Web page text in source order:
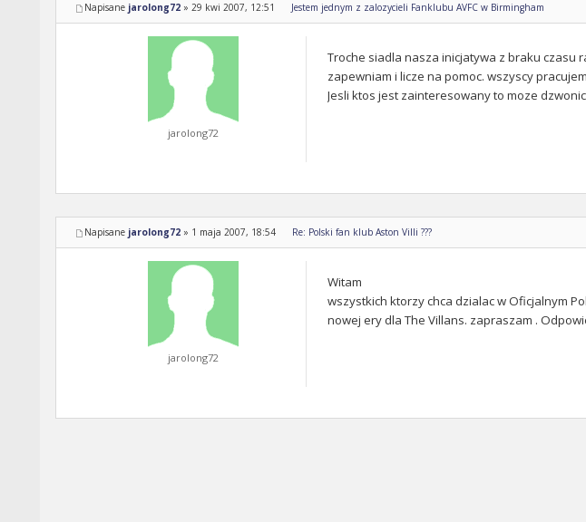
Napisane jarolong72 » 29 kwi 2007, 12:51 Jestem jednym z zalozycieli Fanklubu AVFC w Birmingham
Troche siadla nasza inicjatywa z braku czasu
zapewniam i licze na pomoc. wszyscy
Jesli ktos jest zainteresowany to moze
jarolong72
Napisane jarolong72 » 1 maja 2007, 18:54 Re: Polski fan klub Aston Villi ???
Witam
wszystkich ktorzy chca dzialac w Oficjalnym
nowej ery dla The Villans. zapraszam .
jarolong72